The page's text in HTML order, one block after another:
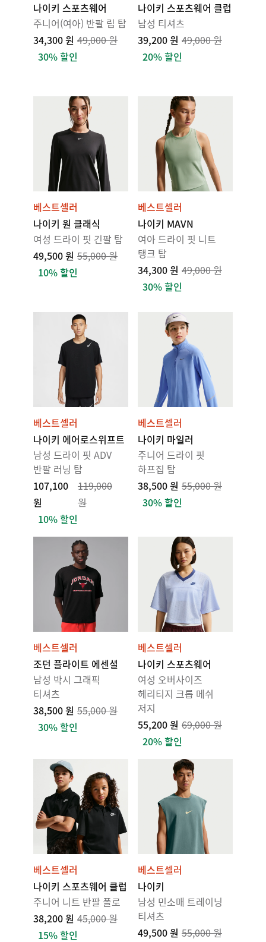
나이키 스포츠웨어
주니어(여아) 반팔 립 탑
34,300 원 49,000 원
30% 할인
나이키 스포츠웨어 클럽
남성 티셔츠
39,200 원 49,000 원
20% 할인
베스트셀러
나이키 원 클래식
여성 드라이 핏 긴팔 탑
49,500 원 55,000 원
10% 할인
베스트셀러
나이키 MAVN
여아 드라이 핏 니트
탱크 탑
34,300 원 49,000 원
30% 할인
베스트셀러
나이키 에어로스위프트
남성 드라이 핏 ADV
반팔 러닝 탑
107,100
원
119,000
원
10% 할인
베스트셀러
나이키 마일러
주니어 드라이 핏
하프집 탑
38,500 원 55,000 원
30% 할인
베스트셀러
조던 플라이트 에센셜
남성 박시 그래픽
티셔츠
38,500 원 55,000 원
30% 할인
베스트셀러
나이키 스포츠웨어
여성 오버사이즈
헤리티지 크롭 메쉬
저지
55,200 원 69,000 원
20% 할인
베스트셀러
나이키 스포츠웨어 클럽
주니어 니트 반팔 폴로
38,200 원 45,000 원
15% 할인
베스트셀러
나이키
남성 민소매 트레이닝
티셔츠
49,500 원 55,000 원